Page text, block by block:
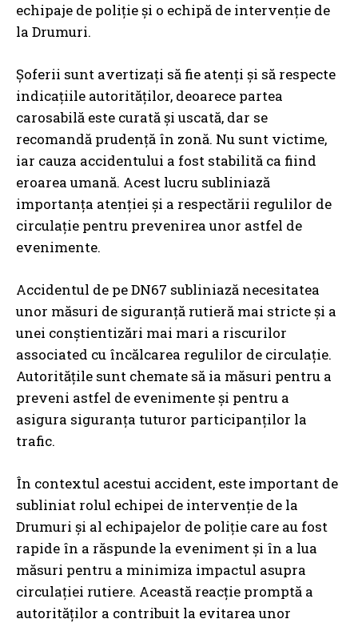
echipaje de poliție și o echipă de intervenție de
la Drumuri.
Șoferii sunt avertizați să fie atenți și să respecte
indicațiile autorităților, deoarece partea
carosabilă este curată și uscată, dar se
recomandă prudență în zonă. Nu sunt victime,
iar cauza accidentului a fost stabilită ca fiind
eroarea umană. Acest lucru subliniază
importanța atenției și a respectării regulilor de
circulație pentru prevenirea unor astfel de
evenimente.
Accidentul de pe DN67 subliniază necesitatea
unor măsuri de siguranță rutieră mai stricte și a
unei conștientizări mai mari a riscurilor
associated cu încălcarea regulilor de circulație.
Autoritățile sunt chemate să ia măsuri pentru a
preveni astfel de evenimente și pentru a
asigura siguranța tuturor participanților la
trafic.
În contextul acestui accident, este important de
subliniat rolul echipei de intervenție de la
Drumuri și al echipajelor de poliție care au fost
rapide în a răspunde la eveniment și în a lua
măsuri pentru a minimiza impactul asupra
circulației rutiere. Această reacție promptă a
autorităților a contribuit la evitarea unor